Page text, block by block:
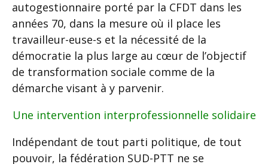
autogestionnaire porté par la CFDT dans les
années 70, dans la mesure où il place les
travailleur-euse-s et la nécessité de la
démocratie la plus large au cœur de l’objectif
de transformation sociale comme de la
démarche visant à y parvenir.
Une intervention interprofessionnelle solidaire
Indépendant de tout parti politique, de tout
pouvoir, la fédération SUD-PTT ne se